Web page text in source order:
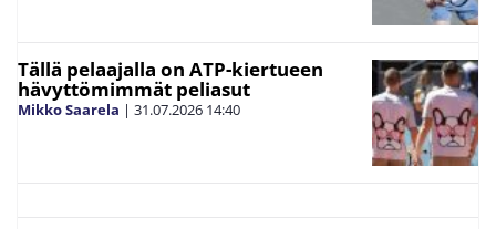
Tällä pelaajalla on ATP-kiertueen
hävyttömimmät peliasut
Mikko Saarela | 31.07.2026 14:40